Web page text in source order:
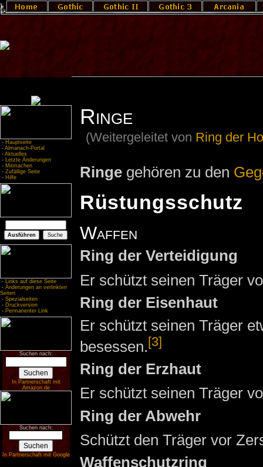
- Hauptseite
- Almanach-Portal
- Aktuelles
- Letzte Änderungen
- Mitmachen
- Zufällige Seite
- Hilfe
- Links auf diese Seite
- Änderungen an verlinkten
Seiten
- Spezialseiten
- Druckversion
- Permanenter Link
Suchen nach:
In Partnerschaft mit
Amazon.de
Suchen nach:
In Partnerschaft mit Google
Ringe
(Weitergeleitet von Ring der
Ringegehören zu den
Rüstungsschutz
Waffen
Ring der Verteidigung
Er schützt seinen Träger
Ring der Eisenhaut
Er schützt seinen Träger
besessen.[3]
Ring der Erzhaut
Er schützt seinen Träger
Ring der Abwehr
Schützt den Träger vor
Waffenschutzring